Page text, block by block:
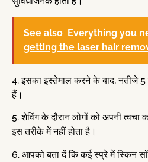
See also Everything you
getting the laser hair
4. इसका इस्तेमाल करने के बाद, नतीजे 5
हैं।
5. शेविंग के दौरान लोगों को अपनी
इस तरीके में नहीं होता है।
6. आपको बता दें कि कई स्प्रे में स्किन